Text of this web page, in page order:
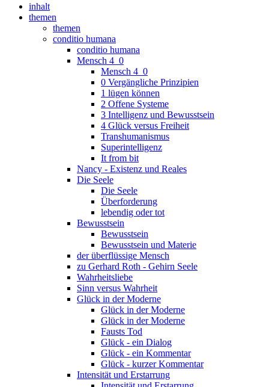
inhalt
themen
themen
conditio humana
conditio humana
Mensch 4_0
Mensch 4_0
0 Vergängliche Prinzipien
1 lügen können
2 Offene Systeme
3 Intelligenz und Bewusstsein
4 Glück versus Freiheit
Transhumanismus
Superintelligenz
It from bit
Nancy - Existenz und Reales
Die Seele
Die Seele
Überforderung
lebendig oder tot
Bewusstsein
Bewusstsein
Bewusstsein und Materie
der überflüssige Mensch
zu Gerhard Roth - Gehirn Seele
Wahrheitsliebe
Sinn versus Wahrheit
Glück in der Moderne
Glück in der Moderne
Glück in der Moderne
Fausts Tod
Glück - ein Dialog
Glück - ein Kommentar
Glück - kurzer Kommentar
Intensität und Erstarrung